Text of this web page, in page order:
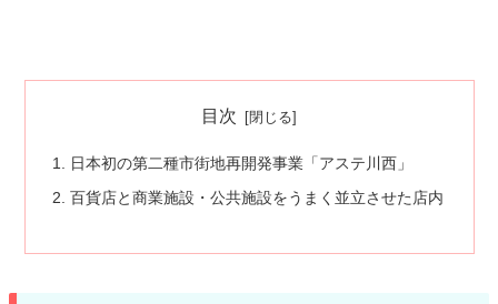
目次
日本初の第二種市街地再開発事業「アステ川西」
百貨店と商業施設・公共施設をうまく並立させた店内